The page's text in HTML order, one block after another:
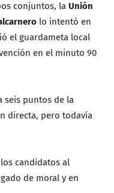
conjuntos, la Unión
lo intentó en
el guardameta local
en el minuto 90
seis puntos de la
directa, pero todavía
candidatos al
de moral y en